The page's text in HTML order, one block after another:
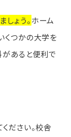
ょう。ホーム
くつかの大学を
があると便利で
ださい。校舎